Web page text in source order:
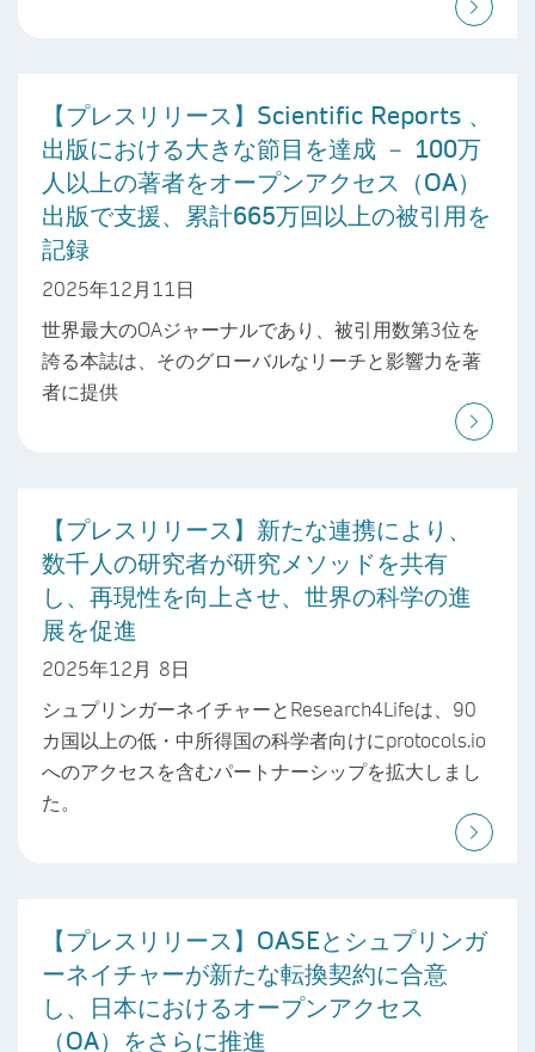
【プレスリリース】Scientific Reports 、
出版における大きな節目を達成 － 100万
人以上の著者をオープンアクセス（OA）
出版で支援、累計665万回以上の被引用を
記録
2025年12月11日
世界最大のOAジャーナルであり、被引用数第3位を
誇る本誌は、そのグローバルなリーチと影響力を著
者に提供
【プレスリリース】新たな連携により、
数千人の研究者が研究メソッドを共有
し、再現性を向上させ、世界の科学の進
展を促進
2025年12月 8日
シュプリンガーネイチャーとResearch4Lifeは、90
カ国以上の低・中所得国の科学者向けにprotocols.io
へのアクセスを含むパートナーシップを拡大しまし
た。
【プレスリリース】OASEとシュプリンガ
ーネイチャーが新たな転換契約に合意
し、日本におけるオープンアクセス
（OA）をさらに推進